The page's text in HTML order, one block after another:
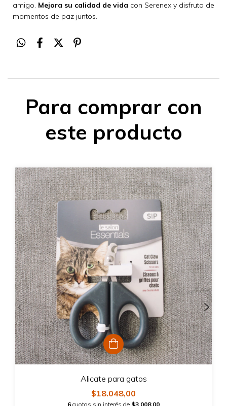
amigo. Mejora su calidad de vida con Serenex y disfruta de
momentos de paz juntos.
Para comprar con
este producto
Alicate para gatos
$18.048,00
6 cuotas sin interés de $3.008,00